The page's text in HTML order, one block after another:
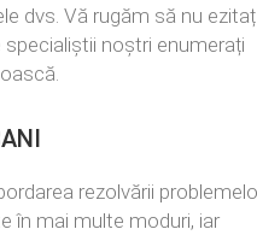
dvs. Vă rugăm să nu
noștri enumerați
rezolvării
în mai multe moduri, iar